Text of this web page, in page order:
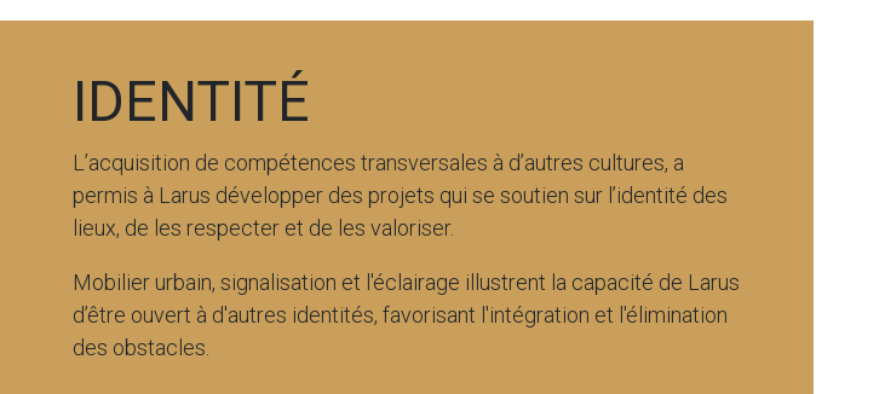
IDENTITÉ
L’acquisition de compétences transversales à d’autres cultures, a
permis à Larus développer des projets qui se soutien sur l’identité des
lieux, de les respecter et de les valoriser.
Mobilier urbain, signalisation et l'éclairage illustrent la capacité de Larus
d’être ouvert à d'autres identités, favorisant l'intégration et l'élimination
des obstacles.